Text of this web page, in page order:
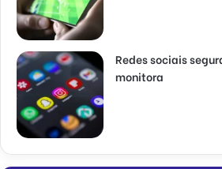
Redes sociais
monitora